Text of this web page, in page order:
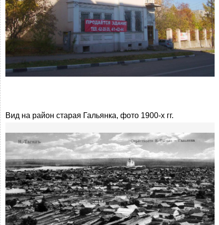
Вид на район старая Гальянка, фото 1900-х гг.